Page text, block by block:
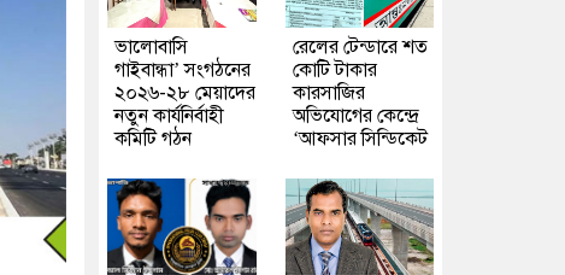
ভালোবাসি
গাইবান্ধা’ সংগঠনের
২০২৬-২৮ মেয়াদের
নতুন কার্যনির্বাহী
কমিটি গঠন
রেলের টেন্ডারে শত
কোটি টাকার
কারসাজির
অভিযোগের কেন্দ্রে
‘আফসার সিন্ডিকেট